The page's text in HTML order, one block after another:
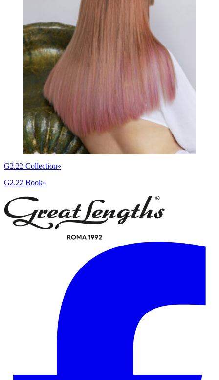
G2.22 Collection»
G2.22 Book»